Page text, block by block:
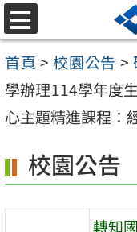
跳
至
主
要
內
區
選
單
首頁 > 校園公告 >
學辦理114學年度
心主題精進課程：
校園公告
轉知